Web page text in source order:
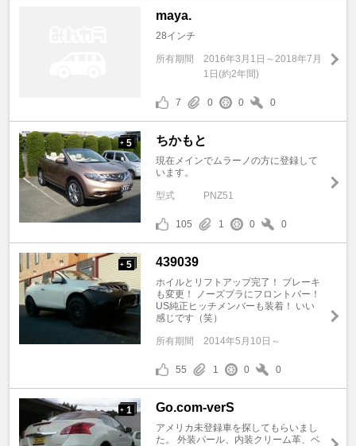
maya.
28インチ
所有期間
2016年3月1日～2018年7月
1日(約2年間)
7 0 0 0
+ 5 ちかもと
現在メインでムラーノの方に登録して
います。
型式 PNZ51
105 1 0 0
+ 5 439039
ホイルとリフトアップ完了！ ブレーキ
も変更！ ノーズブラにフロントバー！
US純正ヒッチメンバーも装着！ いい
感じです（笑）
所有期間 2014年5月10日～
55 1 0 0
+ 1 Go.com-verS
アメリカ未登録車を探してもらいまし
た。 外装パール、内装クリーム革、ベ